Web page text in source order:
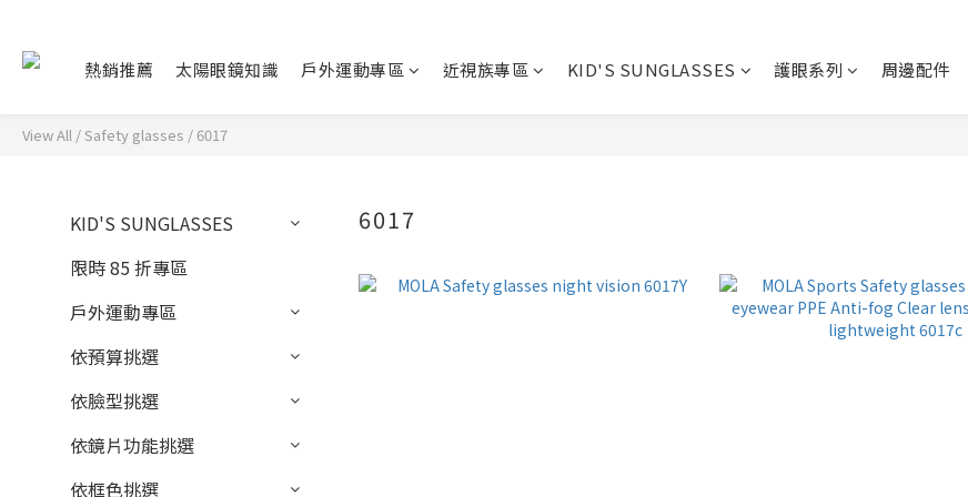
熱銷推薦 太陽眼鏡知識 戶外運動專區 近視族專區 KID'S SUNGLASSES 護眼系列 周邊配件
View All /Safety glasses /6017
KID'S SUNGLASSES
限時 85 折專區
戶外運動專區
依預算挑選
依臉型挑選
依鏡片功能挑選
依框色挑選
6017